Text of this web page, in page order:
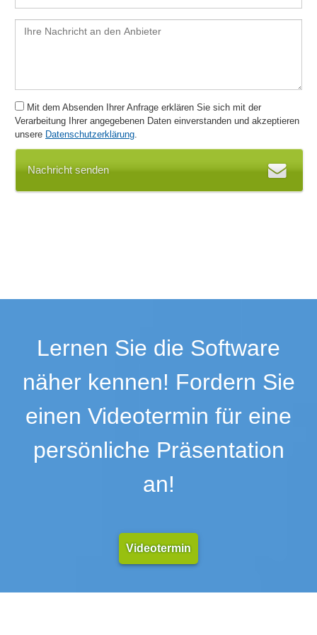
Import von Prozess-Daten
Importfunktionen
Innovationsprozesse
Inspektionsmanagement
Kalender- und Terminmanagement
Kategorisierung
Kollaborationsmanagement
Kostenerfassung
Lieferantenaudits
Lieferantenqualifizierung
Management Cockpit
Mandantenfähig
Mängelmanagement
Maßnahmen-Export und -Import
Maßnahmenmanagement
Maßnahmenverfolgung
Meeting-Management
Mehrsprachigkeit
Mit dem Absenden Ihrer Anfrage erklären Sie sich mit der
Verarbeitung Ihrer angegebenen Daten einverstanden und akzeptieren
unsere Datenschutzerklärung.
Nachricht senden
Lernen Sie die Software
näher kennen! Fordern Sie
einen Videotermin für eine
persönliche Präsentation
an!
Videotermin